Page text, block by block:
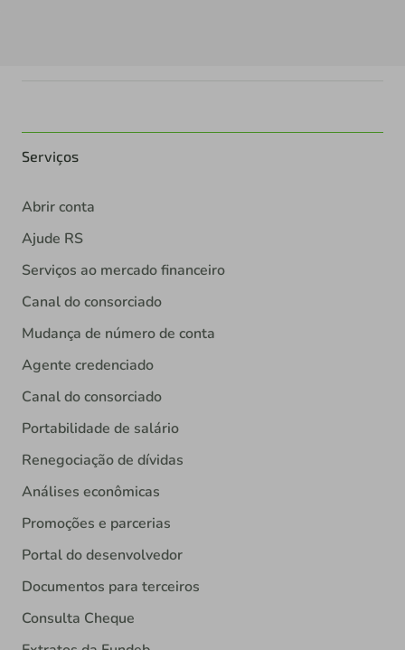
Serviços
Abrir conta
Ajude RS
Serviços ao mercado financeiro
Canal do consorciado
Mudança de número de conta
Agente credenciado
Canal do consorciado
Portabilidade de salário
Renegociação de dívidas
Análises econômicas
Promoções e parcerias
Portal do desenvolvedor
Documentos para terceiros
Consulta Cheque